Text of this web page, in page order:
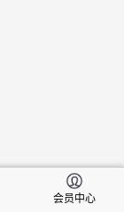
会员中心